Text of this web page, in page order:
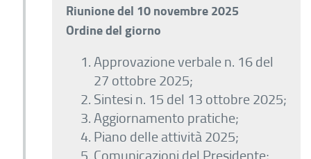
Riunione del 10 novembre 2025
Ordine del giorno
Approvazione verbale n. 16 del
27 ottobre 2025;
Sintesi n. 15 del 13 ottobre 2025;
Aggiornamento pratiche;
Piano delle attività 2025;
Comunicazioni del Presidente;